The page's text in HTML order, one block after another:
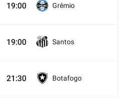
19:00 Grêmio
19:00 Santos
21:30 Botafogo